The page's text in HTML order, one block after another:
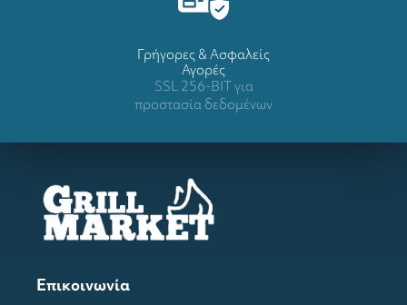
Γρήγορες & Ασφαλείς
Αγορές
SSL 256-BIT για
προστασία δεδομένων
Επικοινωνία